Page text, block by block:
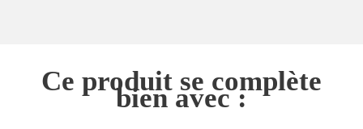
Ce produit se complète
bien avec :